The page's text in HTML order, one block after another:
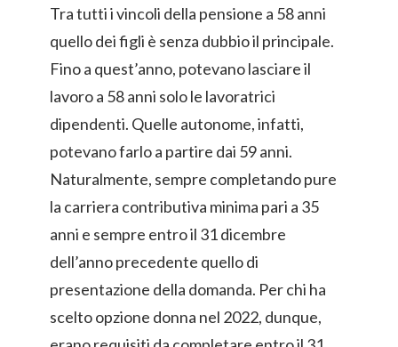
Tra tutti i vincoli della pensione a 58 anni
quello dei figli è senza dubbio il principale.
Fino a quest’anno, potevano lasciare il
lavoro a 58 anni solo le lavoratrici
dipendenti. Quelle autonome, infatti,
potevano farlo a partire dai 59 anni.
Naturalmente, sempre completando pure
la carriera contributiva minima pari a 35
anni e sempre entro il 31 dicembre
dell’anno precedente quello di
presentazione della domanda. Per chi ha
scelto opzione donna nel 2022, dunque,